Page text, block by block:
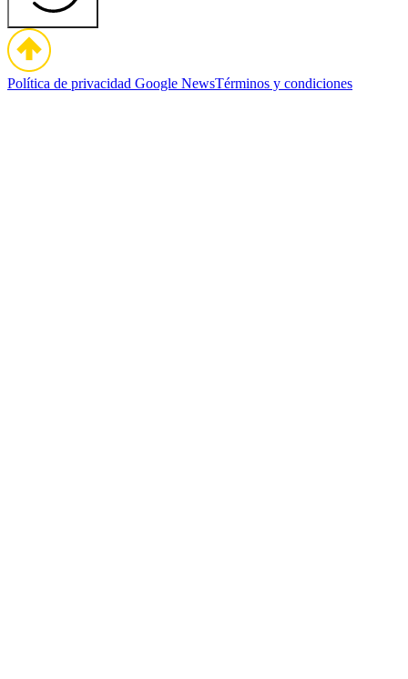
Política de privacidad Google NewsTérminos y condiciones